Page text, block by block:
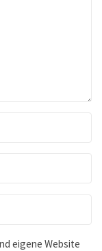
eigene Website